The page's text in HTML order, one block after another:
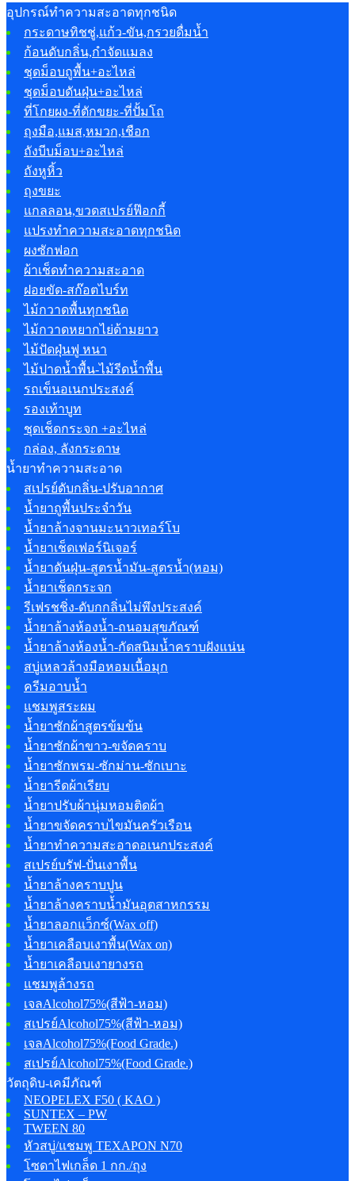
อุปกรณ์ทำความสะอาดทุกชนิด
กระดาษทิชชู่,แก้ว-ขัน,กรวยดื่มน้ำ
ก้อนดับกลิ่น,กำจัดแมลง
ชุดม็อบถูพื้น+อะไหล่
ชุดม็อบดันฝุ่น+อะไหล่
ที่โกยผง-ที่ตักขยะ-ที่ปั้มโถ
ถุงมือ,แมส,หมวก,เชือก
ถังบีบม็อบ+อะไหล่
ถังหูหิ้ว
ถุงขยะ
แกลลอน,ขวดสเปรย์ฟ๊อกกี้
แปรงทำความสะอาดทุกชนิด
ผงซักฟอก
ผ้าเช็ดทำความสะอาด
ฝอยขัด-สก๊อตไบร์ท
ไม้กวาดพื้นทุกชนิด
ไม้กวาดหยากไย่ด้ามยาว
ไม้ปัดฝุ่นฟู หนา
ไม้ปาดน้ำพื้น-ไม้รีดน้ำพื้น
รถเข็นอเนกประสงค์
รองเท้าบูท
ชุดเช็ดกระจก +อะไหล่
กล่อง, ลังกระดาษ
น้ำยาทำความสะอาด
สเปรย์ดับกลิ่น-ปรับอากาศ
น้ำยาถูพื้นประจำวัน
น้ำยาล้างจานมะนาวเทอร์โบ
น้ำยาเช็ดเฟอร์นิเจอร์
น้ำยาดันฝุ่น-สูตรน้ำมัน-สูตรน้ำ(หอม)
น้ำยาเช็ดกระจก
รีเฟรชชิ่ง-ดับกกลิ่นไม่พึงประสงค์
น้ำยาล้างห้องน้ำ-ถนอมสุขภัณฑ์
น้ำยาล้างห้องน้ำ-กัดสนิมน้ำคราบฝังแน่น
สบู่เหลวล้างมือหอมเนื้อมุก
ครีมอาบน้ำ
แชมพูสระผม
น้ำยาซักผ้าสูตรข้มข้น
น้ำยาซักผ้าขาว-ขจัดคราบ
น้ำยาซักพรม-ซักม่าน-ซักเบาะ
น้ำยารีดผ้าเรียบ
น้ำยาปรับผ้านุ่มหอมติดผ้า
น้ำยาขจัดคราบไขมันครัวเรือน
น้ำยาทำความสะอาดอเนกประสงค์
สเปรย์บรัฟ-ปั่นเงาพื้น
น้ำยาล้างคราบปูน
น้ำยาล้างคราบน้ำมันอุตสาหกรรม
น้ำยาลอกแว็กซ์(Wax off)
น้ำยาเคลือบเงาพื้น(Wax on)
น้ำยาเคลือบเงายางรถ
แชมพูล้างรถ
เจลAlcohol75%(สีฟ้า-หอม)
สเปรย์Alcohol75%(สีฟ้า-หอม)
เจลAlcohol75%(Food Grade.)
สเปรย์Alcohol75%(Food Grade.)
วัตถุดิบ-เคมีภัณฑ์
NEOPELEX F50 ( KAO )
SUNTEX – PW
TWEEN 80
หัวสบู่/แชมพู TEXAPON N70
โซดาไฟเกล็ด 1 กก./ถุง